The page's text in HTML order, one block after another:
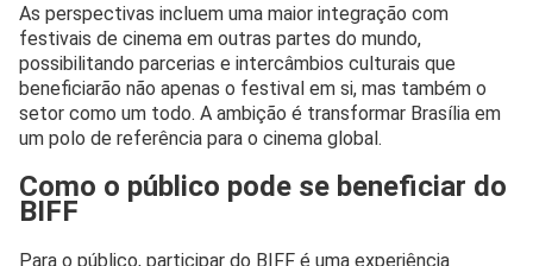
As perspectivas incluem uma maior integração com
festivais de cinema em outras partes do mundo,
possibilitando parcerias e intercâmbios culturais que
beneficiarão não apenas o festival em si, mas também o
setor como um todo. A ambição é transformar Brasília em
um polo de referência para o cinema global.
Como o público pode se beneficiar do
BIFF
Para o público, participar do BIFF é uma experiência